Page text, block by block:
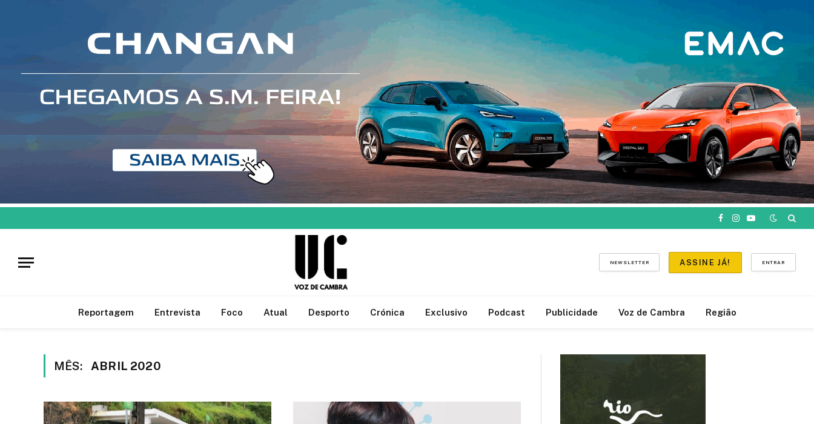
Facebook
Instagram
YouTube
NEWSLETTER ASSINE JÁ! ENTRAR
Reportagem Entrevista Foco Atual Desporto Crónica Exclusivo Podcast Publicidade Voz de Cambra Região
MÊS: ABRIL 2020